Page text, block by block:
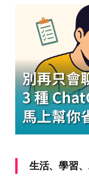
生活、學習